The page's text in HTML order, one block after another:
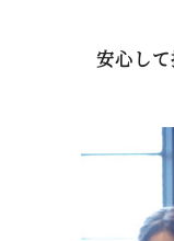
安心し